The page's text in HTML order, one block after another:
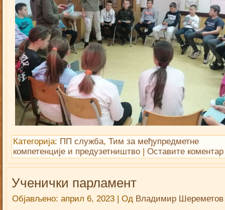
Категорија: ПП служба, Тим за међупредметне
компетенције и предузетништво | Оставите коментар
Ученички парламент
Објављено: април 6, 2023 | Од Владимир Шереметов